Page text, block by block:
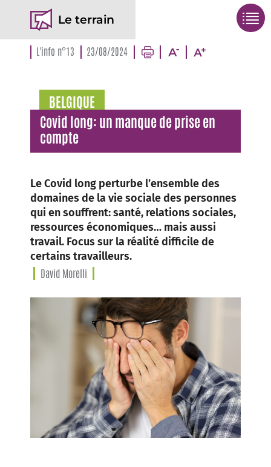
Le terrain
L'info n°13 23/08/2024
BELGIQUE
Covid long: un manque de prise en
compte
Le Covid long perturbe l’ensemble des
domaines de la vie sociale des personnes
qui en souffrent: santé, relations sociales,
ressources économiques… mais aussi
travail. Focus sur la réalité difficile de
certains travailleurs.
David Morelli